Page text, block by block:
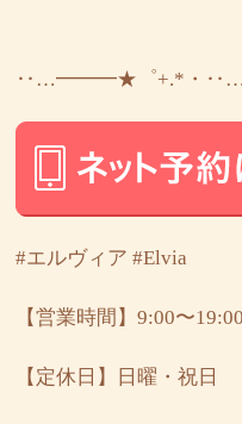
‥…━━━★゜+.*・
#エルヴィア #Elvia
【営業時間】9:00〜
【定休日】日曜・祝日